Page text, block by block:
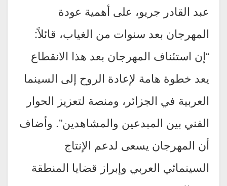
عبد القادر جريو، على أهمية عودة
المهرجان بعد سنوات من الغياب، قائلاً:
“إن استئناف المهرجان بعد هذا الانقطاع
يعد خطوة هامة لإعادة الروح إلى السينما
العربية في الجزائر، ومنصة لتعزيز الحوار
الفني بين المبدعين والمشاهدين”. وأضاف
أن المهرجان يسعى لدعم الإنتاج
السينمائي العربي وإبراز قضايا المنطقة